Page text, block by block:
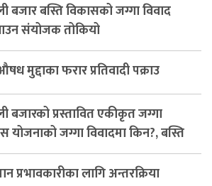
बजार बस्ति विकासको जग्गा विवाद
संयोजक तोकियो
मुद्दाका फरार प्रतिवादी पक्राउ
बजारको प्रस्तावित एकीकृत जग्गा
योजनाको जग्गा विवादमा किन?, बस्ति
दर्ता नभए समिति विघटन हुने
प्रभावकारीका लागि अन्तरक्रिया